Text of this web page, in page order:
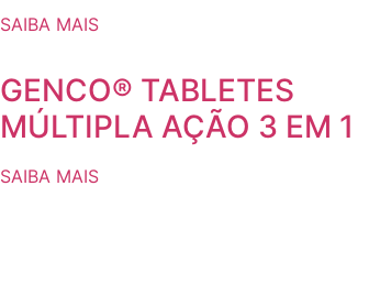
SAIBA MAIS
GENCO® TABLETES
MÚLTIPLA AÇÃO 3 EM 1
SAIBA MAIS